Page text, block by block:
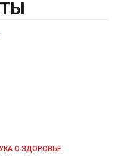
О ЗДОРОВЬЕ